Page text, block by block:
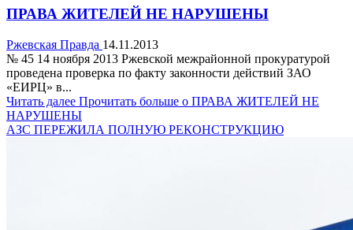
ПРАВА ЖИТЕЛЕЙ НЕ НАРУШЕНЫ
Ржевская Правда 14.11.2013
№ 45 14 ноября 2013 Ржевской межрайонной прокуратурой
проведена проверка по факту законности действий ЗАО
«ЕИРЦ» в...
Читать далее Прочитать больше о ПРАВА ЖИТЕЛЕЙ НЕ
НАРУШЕНЫ
АЗС ПЕРЕЖИЛА ПОЛНУЮ РЕКОНСТРУКЦИЮ